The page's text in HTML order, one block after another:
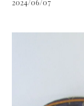
2024/06/07